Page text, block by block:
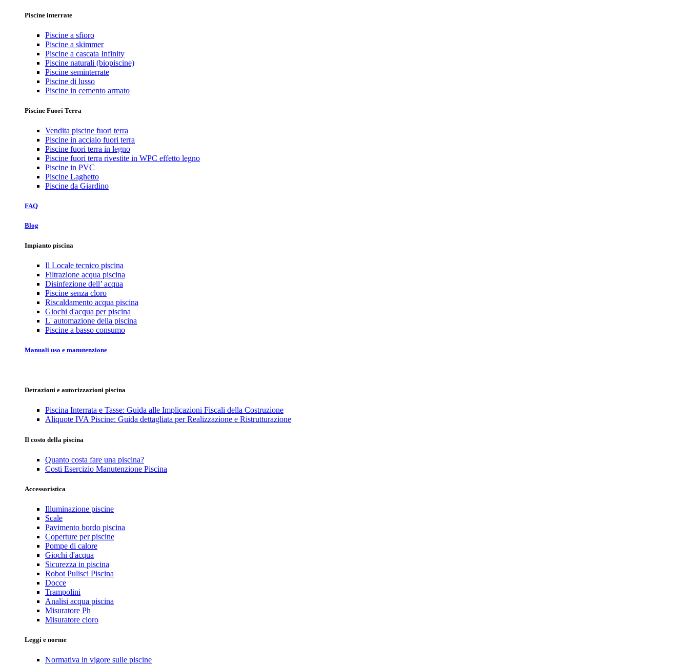
Piscine interrate
Piscine a sfioro
Piscine a skimmer
Piscine a cascata Infinity
Piscine naturali (biopiscine)
Piscine seminterrate
Piscine di lusso
Piscine in cemento armato
Piscine Fuori Terra
Vendita piscine fuori terra
Piscine in acciaio fuori terra
Piscine fuori terra in legno
Piscine fuori terra rivestite in WPC effetto legno
Piscine in PVC
Piscine Laghetto
Piscine da Giardino
FAQ
Blog
Impianto piscina
Il Locale tecnico piscina
Filtrazione acqua piscina
Disinfezione dell’ acqua
Piscine senza cloro
Riscaldamento acqua piscina
Giochi d'acqua per piscina
L' automazione della piscina
Piscine a basso consumo
Manuali uso e manutenzione
Detrazioni e autorizzazioni piscina
Piscina Interrata e Tasse: Guida alle Implicazioni Fiscali della Costruzione
Aliquote IVA Piscine: Guida dettagliata per Realizzazione e Ristrutturazione
Il costo della piscina
Quanto costa fare una piscina?
Costi Esercizio Manutenzione Piscina
Accessoristica
Illuminazione piscine
Scale
Pavimento bordo piscina
Coperture per piscine
Pompe di calore
Giochi d'acqua
Sicurezza in piscina
Robot Pulisci Piscina
Docce
Trampolini
Analisi acqua piscina
Misuratore Ph
Misuratore cloro
Leggi e norme
Normativa in vigore sulle piscine